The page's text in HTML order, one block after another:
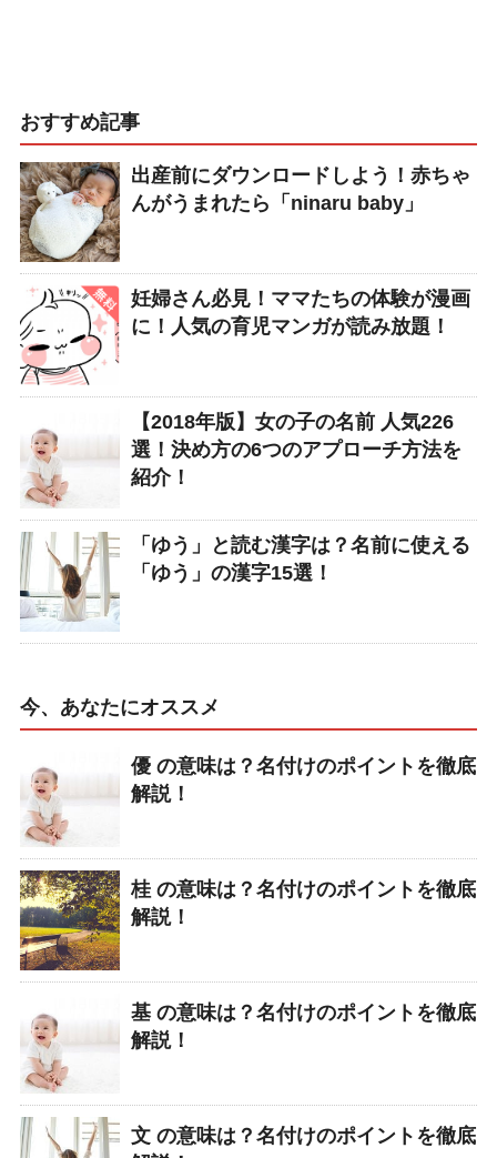
おすすめ記事
出産前にダウンロードしよう！赤ちゃ
んがうまれたら「ninaru baby」
妊婦さん必見！ママたちの体験が漫画
に！人気の育児マンガが読み放題！
【2018年版】女の子の名前 人気226
選！決め方の6つのアプローチ方法を
紹介！
「ゆう」と読む漢字は？名前に使える
「ゆう」の漢字15選！
今、あなたにオススメ
優 の意味は？名付けのポイントを徹底
解説！
桂 の意味は？名付けのポイントを徹底
解説！
基 の意味は？名付けのポイントを徹底
解説！
文 の意味は？名付けのポイントを徹底